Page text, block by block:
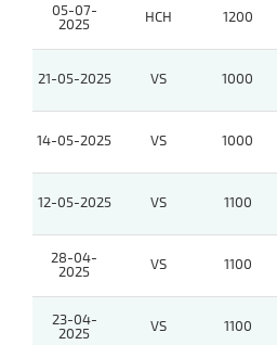
05-07-
2025
HCH 1200
21-05-2025 VS 1000
14-05-2025 VS 1000
12-05-2025 VS 1100
28-04-
2025
VS 1100
23-04-
2025
VS 1100